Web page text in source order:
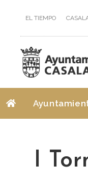
EL TIEMPO
I